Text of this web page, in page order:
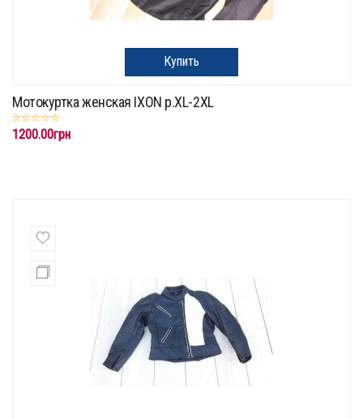
Купить
Мотокуртка женская IXON p.XL-2XL
1200.00грн